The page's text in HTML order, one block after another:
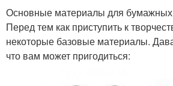
Основные материалы для
Перед тем как приступить к
некоторые базовые материалы.
что вам может пригодиться: